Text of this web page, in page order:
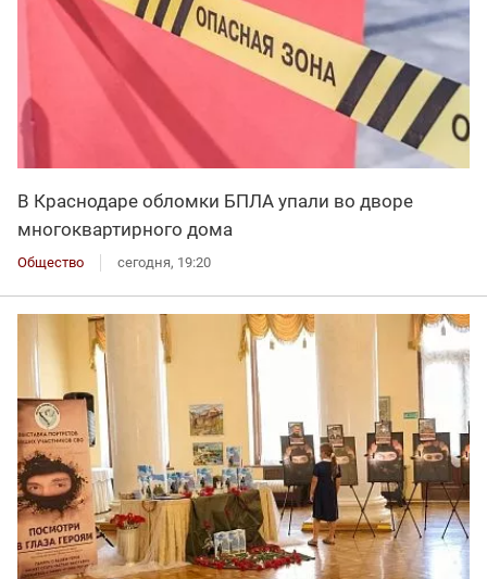
В Краснодаре обломки БПЛА упали во дворе
многоквартирного дома
Общество сегодня, 19:20